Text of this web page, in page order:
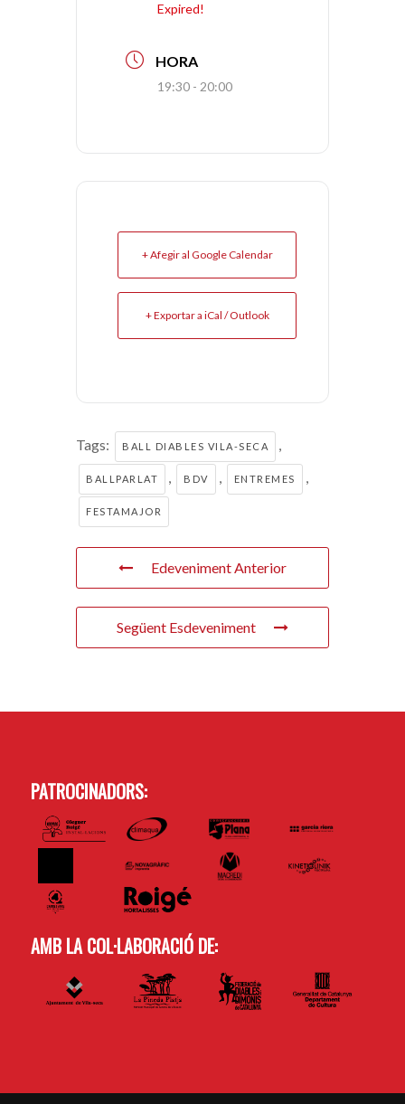
Expired!
HORA
19:30 - 20:00
+ Afegir al Google Calendar
+ Exportar a iCal / Outlook
Tags: BALL DIABLES VILA-SECA ,
BALLPARLAT , BDV , ENTREMES ,
FESTAMAJOR
Edeveniment Anterior
Següent Esdeveniment
PATROCINADORS:
AMB LA COL·LABORACIÓ DE: